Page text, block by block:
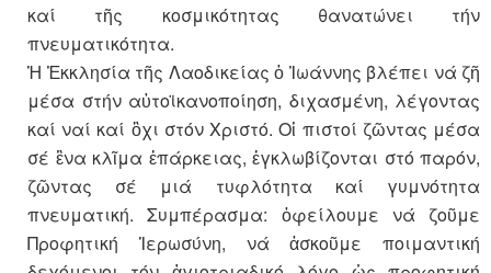
καί τῆς κοσμικότητας θανατώνει τήν
πνευματικότητα.
Ἡ Ἐκκλησία τῆς Λαοδικείας ὁ Ἰωάννης βλέπει νά ζῆ
μέσα στήν αὐτοϊκανοποίηση, διχασμένη, λέγοντας
καί ναί καί ὂχι στόν Χριστό. Οἱ πιστοί ζῶντας μέσα
σέ ἓνα κλῖμα ἐπάρκειας, ἐγκλωβίζονται στό παρόν,
ζῶντας σέ μιά τυφλότητα καί γυμνότητα
πνευματική. Συμπέρασμα: ὀφείλουμε νά ζοῦμε
Προφητική Ἱερωσύνη, νά ἀσκοῦμε ποιμαντική